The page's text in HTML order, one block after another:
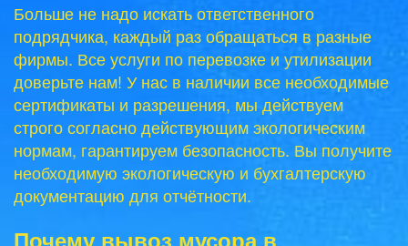
Больше не надо искать ответственного
подрядчика, каждый раз обращаться в разные
фирмы. Все услуги по перевозке и утилизации
доверьте нам! У нас в наличии все необходимые
сертификаты и разрешения, мы действуем
строго согласно действующим экологическим
нормам, гарантируем безопасность. Вы получите
необходимую экологическую и бухгалтерскую
документацию для отчётности.
Почему вывоз мусора в